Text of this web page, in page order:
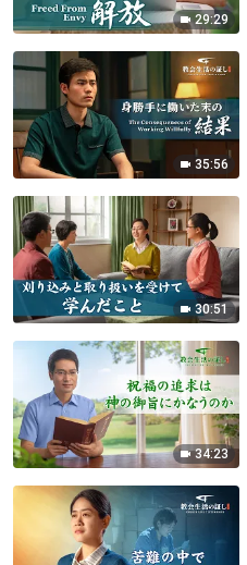
29:29
35:56
30:51
34:23